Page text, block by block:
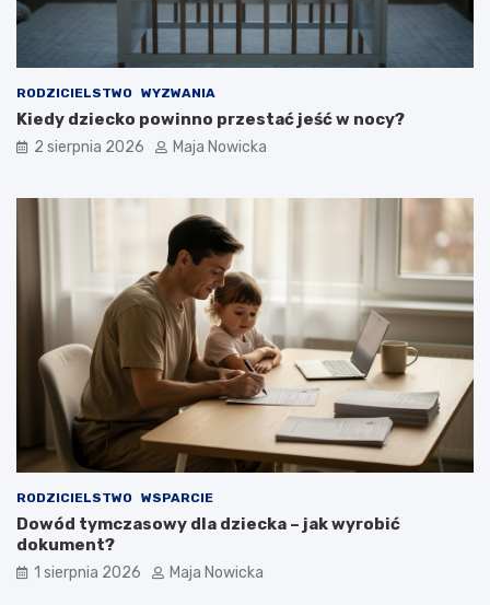
RODZICIELSTWO WYZWANIA
Kiedy dziecko powinno przestać jeść w nocy?
2 sierpnia 2026 Maja Nowicka
RODZICIELSTWO WSPARCIE
Dowód tymczasowy dla dziecka – jak wyrobić
dokument?
1 sierpnia 2026 Maja Nowicka